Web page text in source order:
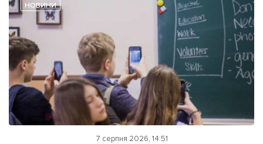
НОВИНИ
7 серпня 2026, 14:51